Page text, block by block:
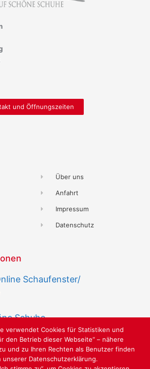
und Öffnungszeiten
Über uns
Anfahrt
Impressum
Datenschutz
Schaufenster/
Schuhe
verwendet Cookies für Statistiken und
den Betrieb dieser Webseite“ – nähere
und zu Ihren Rechten als Benutzer finden
unserer Datenschutzerklärung.